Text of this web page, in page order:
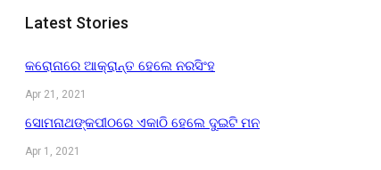
Latest Stories
କରୋନାରେ ଆକ୍ରାନ୍ତ ହେଲେ ନରସିଂହ
Apr 21, 2021
ସୋମନାଥଙ୍କପୀଠରେ ଏକାଠି ହେଲେ ଦୁଇଟି ମନ
Apr 1, 2021